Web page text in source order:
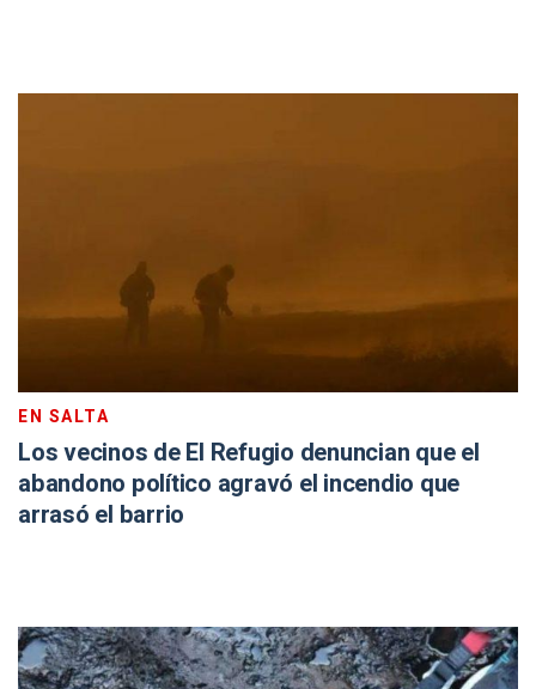
EN SALTA
Los vecinos de El Refugio denuncian que el
abandono político agravó el incendio que
arrasó el barrio